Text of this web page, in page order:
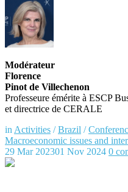
Modérateur
Florence
Pinot de Villechenon
Professeure émérite à ESCP
et directrice de CERALE
in Activities /Brazil /
Macroeconomic issues and
29 Mar 202301 Nov 2024 0